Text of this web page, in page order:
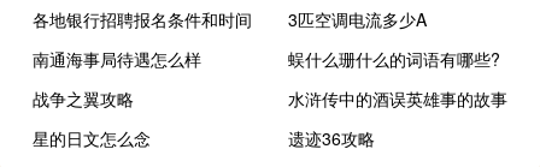
各地银行招聘报名条件和时间
3匹空调电流多少A
南通海事局待遇怎么样
蜈什么珊什么的词语有哪些?
战争之翼攻略
水浒传中的酒误英雄事的故事
星的日文怎么念
遗迹36攻略